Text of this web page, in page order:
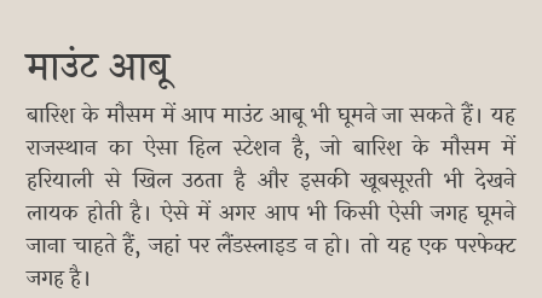
माउंट आबू
बारिश के मौसम में आप माउंट आबू भी घूमने जा सकते हैं। यह
राजस्थान का ऐसा हिल स्टेशन है, जो बारिश के मौसम में
हरियाली से खिल उठता है और इसकी खूबसूरती भी देखने
लायक होती है। ऐसे में अगर आप भी किसी ऐसी जगह घूमने
जाना चाहते हैं, जहां पर लैंडस्लाइड न हो। तो यह एक परफेक्ट
जगह है।